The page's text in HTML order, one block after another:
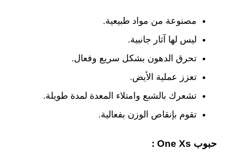
مصنوعة من مواد طبيعية.
ليس لها آثار جانبية.
تحرق الدهون بشكل سريع وفعال.
تعزز عملية الأيض.
تشعرك بالشبع وامتلاء المعدة لمدة طويلة.
تقوم بإنقاص الوزن بفعالية.
حبوب One Xs :